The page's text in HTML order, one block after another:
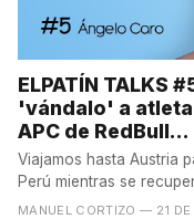
ELPATÍN TALKS
'vándalo' a
APC de RedBull...
Viajamos hasta Austria
Perú mientras se
MANUEL CORTIZO — 21 DE